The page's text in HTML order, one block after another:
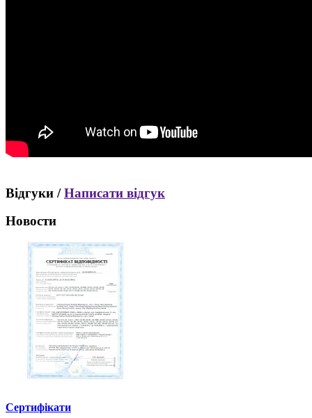
Відгуки /Написати відгук
Новости
Сертифікати